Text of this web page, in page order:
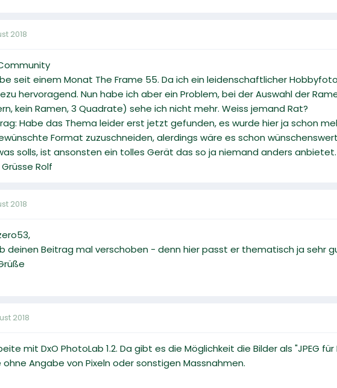
2018
seit einem Monat The Frame 55. Da ich ein leidenschaftlicher
hervoragend. Nun habe ich aber ein Problem, bei der Auswahl der
kein Ramen, 3 Quadrate) sehe ich nicht mehr. Weiss jemand Rat?
Habe das Thema leider erst jetzt gefunden, es wurde hier ja schon
Format zuzuschneiden, alerdings wäre es schon
solls, ist ansonsten ein tolles Gerät das so ja niemand anders anbietet.
Rolf
2018
deinen Beitrag mal verschoben - denn hier passt er thematisch ja sehr
2018
mit DxO PhotoLab 1.2. Da gibt es die Möglichkeit die Bilder als "JPEG
ohne Angabe von Pixeln oder sonstigen Massnahmen.